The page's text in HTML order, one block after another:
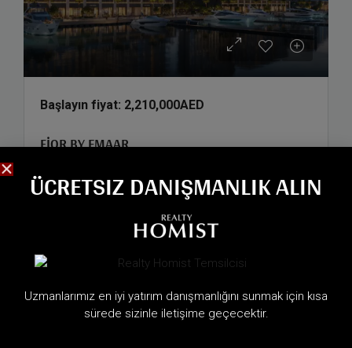
Başlayın fiyat: 2,210,000AED
FIOR BY EMAAR
Devir teslim:2030
ÜCRETSIZ DANIŞMANLIK ALIN
Uzmanlarımız en iyi yatırım danışmanlığını sunmak için kısa
sürede sizinle iletişime geçecektir.